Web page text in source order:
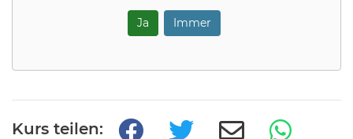
Ja Immer
Kurs teilen: